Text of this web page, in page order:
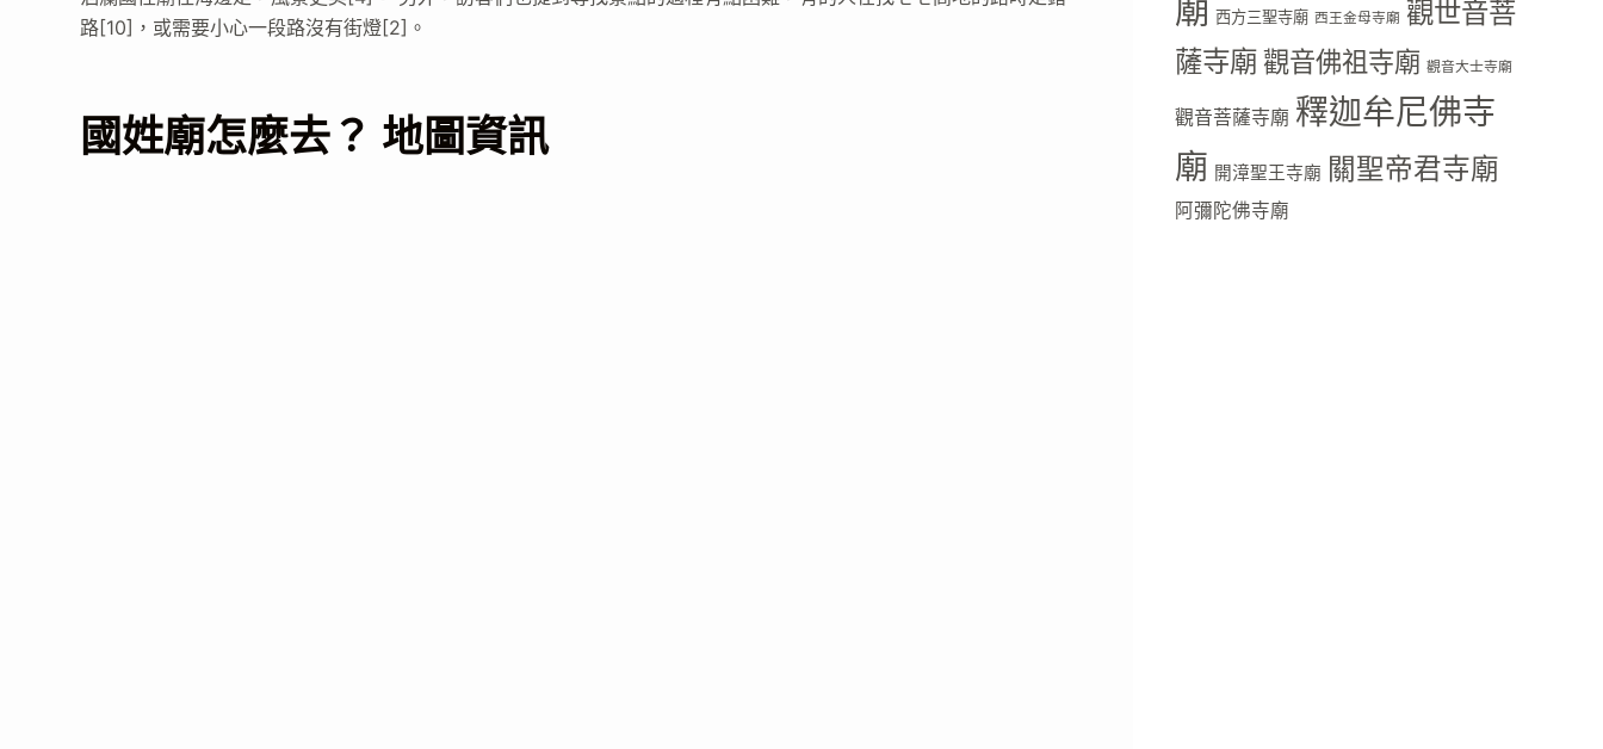
路[10]，或需要小心一段路沒有街燈[2]。
國姓廟怎麼去？ 地圖資訊
廟 西方三聖寺廟 西王金母寺廟 觀世音菩
薩寺廟觀音佛祖寺廟 觀音大士寺廟
觀音菩薩寺廟 釋迦牟尼佛寺
廟 開漳聖王寺廟 關聖帝君寺廟
阿彌陀佛寺廟